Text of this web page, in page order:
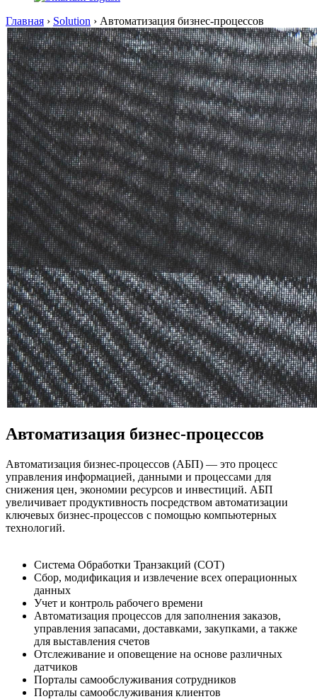
Главная › Solution › Автоматизация бизнес-процессов
Автоматизация бизнес-процессов
Автоматизация бизнес-процессов (АБП) — это процесс
управления информацией, данными и процессами для
снижения цен, экономии ресурсов и инвестиций. АБП
увеличивает продуктивность посредством автоматизации
ключевых бизнес-процессов с помощью компьютерных
технологий.
Система Обработки Транзакций (СОТ)
Сбор, модификация и извлечение всех операционных
данных
Учет и контроль рабочего времени
Автоматизация процессов для заполнения заказов,
управления запасами, доставками, закупками, а также
для выставления счетов
Отслеживание и оповещение на основе различных
датчиков
Порталы самообслуживания сотрудников
Порталы самообслуживания клиентов